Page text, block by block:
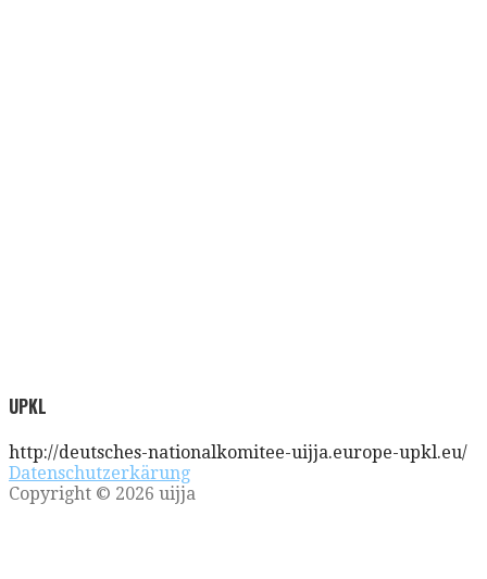
UPKL
http://deutsches-nationalkomitee-uijja.europe-upkl.eu/
Datenschutzerkärung
Copyright © 2026 uijja